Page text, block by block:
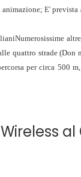
E' prevista
quattro strade
per circa